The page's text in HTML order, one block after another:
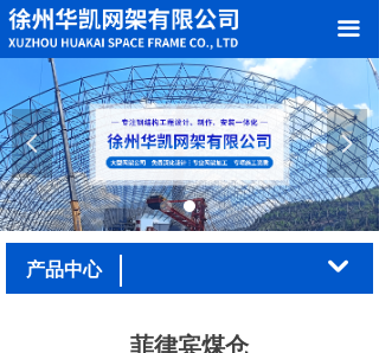
끀
网站首页
关于我们
产品中心
案例展示
加工车间
新闻中心
넳 넲
产品中心 낔
菲律宾煤仓